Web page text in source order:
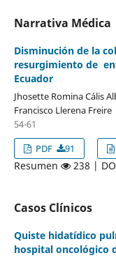
Narrativa Médica
Disminución de la
resurgimiento de
Ecuador
Jhosette Romina Cális
Francisco Llerena Freire
54-61
PDF
91
Resumen 238 |
Casos Clínicos
Quiste hidatídico
hospital oncológico